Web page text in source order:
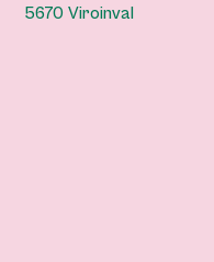
5670 Viroinval